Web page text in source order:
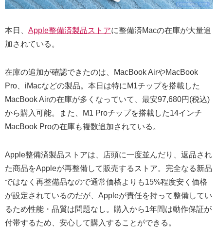
本日、 Apple整備済製品ストアに整備済Macの在庫が大量追
加されている。
在庫の追加が確認できたのは、MacBook AirやMacBook
Pro、iMacなどの製品。本日は特にM1チップを搭載した
MacBook Airの在庫が多くなっていて、最安97,680円(税込)
から購入可能。また、M1 Proチップを搭載した14インチ
MacBook Proの在庫も複数追加されている。
Apple整備済製品ストアは、店頭に一度並んだり、返品され
た商品をAppleが再整備して販売するストア。完全なる新品
ではなく再整備品なので通常価格よりも15%程度安く価格
が設定されているのだが、Appleが責任を持って整備してい
るため性能・品質は問題なし。購入から1年間は動作保証が
付帯するため、安心して購入することができる。